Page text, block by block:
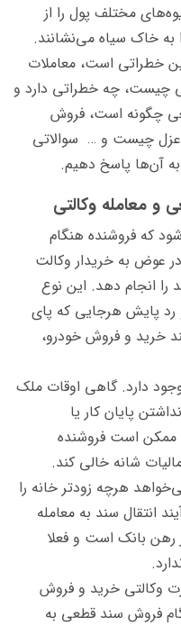
مختلف پول را از
به خاک سیاه می‌نشانند.
خطراتی است، معاملات
چیست، چه خطراتی دارد و
چگونه است، فروش
چیست و … سوالاتی
آن‌ها پاسخ دهیم.
و معامله وکالتی
که فروشنده هنگام
عوض به خریدار وکالت
انجام دهد. این نوع
پایش هرجایی که پای
خرید و فروش خودرو،
دارد. گاهی اوقات ملک
پایان کار یا
ممکن است فروشنده
شانه خالی کند.
هرچه زودتر خانه را
انتقال سند به معامله
رهن بانک است و فعلا
وکالتی خرید و فروش
فروش سند قطعی به